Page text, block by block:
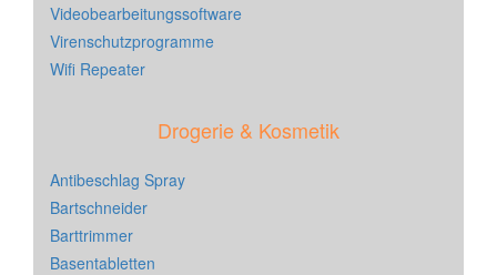
Videobearbeitungssoftware
Virenschutzprogramme
Wifi Repeater
Drogerie & Kosmetik
Antibeschlag Spray
Bartschneider
Barttrimmer
Basentabletten